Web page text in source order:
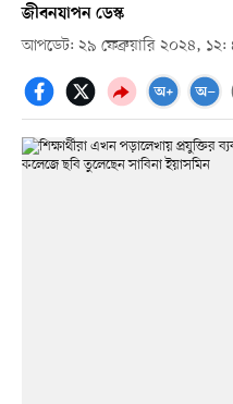
জীবনযাপন ডেস্ক
আপডেট: ২৯ ফেব্রুয়ারি ২০২৪, ১২: